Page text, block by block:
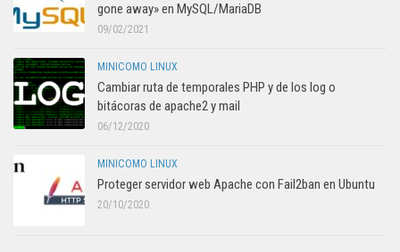
gone away» en MySQL/MariaDB
09/02/2021
MINICOMO LINUX
Cambiar ruta de temporales PHP y de los log o
bitácoras de apache2 y mail
06/12/2020
MINICOMO LINUX
Proteger servidor web Apache con Fail2ban en Ubuntu
20/10/2020